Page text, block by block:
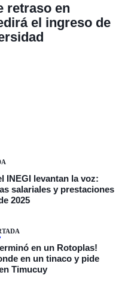
retraso en
el ingreso de
INEGI levantan la voz:
salariales y prestaciones
2025
en un Rotoplas!
en un tinaco y pide
Timucuy